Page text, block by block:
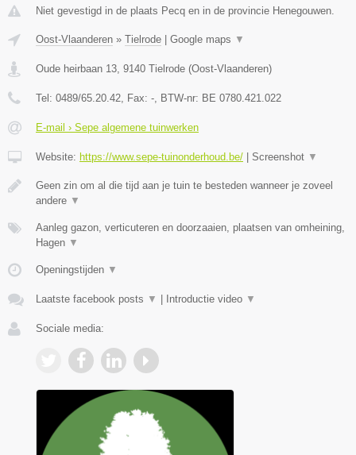
Niet gevestigd in de plaats Pecq en in de provincie Henegouwen.
Oost-Vlaanderen » Tielrode Google maps ▼
Oude heirbaan 13, 9140 Tielrode (Oost-Vlaanderen)
Tel: 0489/65.20.42, Fax: -, BTW-nr: BE 0780.421.022
E-mail › Sepe algemene tuinwerken
Website: https://www.sepe-tuinonderhoud.be/ Screenshot ▼
Geen zin om al die tijd aan je tuin te besteden wanneer je zoveel
andere ▼
Aanleg gazon, verticuteren en doorzaaien, plaatsen van omheining,
Hagen ▼
Openingstijden ▼
Laatste facebook posts ▼ Introductie video ▼
Sociale media: